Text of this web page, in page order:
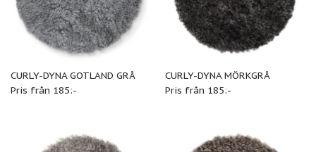
CURLY-DYNA GOTLAND GRÅ
Pris från 185:-
CURLY-DYNA MÖRKGRÅ
Pris från 185:-